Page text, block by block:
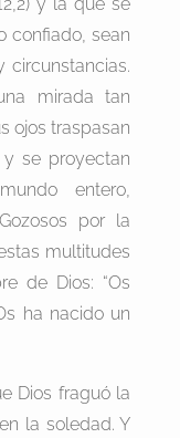
confiado, sean
circunstancias.
mirada tan
ojos traspasan
se proyectan
entero,
por la
multitudes
de Dios: “Os
ha nacido un
Dios fraguó la
la soledad. Y